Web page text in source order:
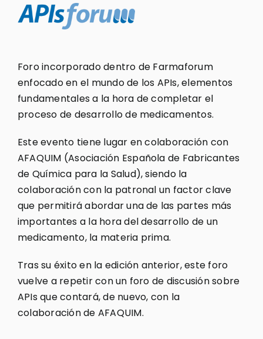
Foro incorporado dentro de Farmaforum
enfocado en el mundo de los APIs, elementos
fundamentales a la hora de completar el
proceso de desarrollo de medicamentos.
Este evento tiene lugar en colaboración con
AFAQUIM (Asociación Española de Fabricantes
de Química para la Salud), siendo la
colaboración con la patronal un factor clave
que permitirá abordar una de las partes más
importantes a la hora del desarrollo de un
medicamento, la materia prima.
Tras su éxito en la edición anterior, este foro
vuelve a repetir con un foro de discusión sobre
APIs que contará, de nuevo, con la
colaboración de AFAQUIM.